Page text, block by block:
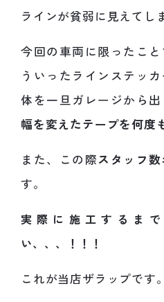
ラインが貧弱に見えてし
今回の車両に限ったこ
ういったラインステッ
体を一旦ガレージから出
幅を変えたテープを何度
また、この際スタッフ
す。
実際に施工するま
い、、、！！！
これが当店ザラップです。